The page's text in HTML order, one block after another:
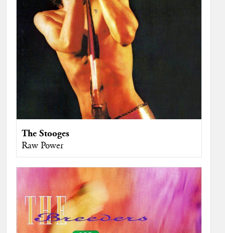
The Stooges
Raw Power